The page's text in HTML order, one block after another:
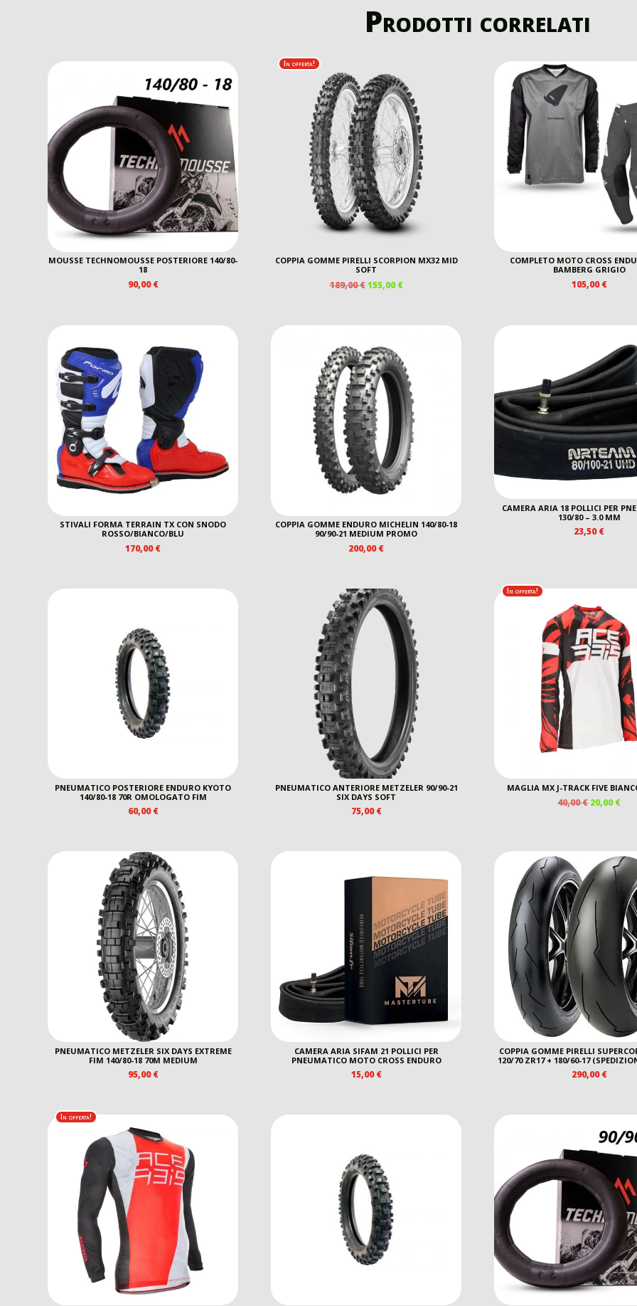
Prodotti correlati
MOUSSE TECHNOMOUSSE POSTERIORE 140/80-
18
90,00€
In offerta!
COPPIA GOMME PIRELLI SCORPION MX32 MID
SOFT
189,00€ IL
155,00€IL
COMPLETO MOTO CROSS
BAMBERG GRIGIO
105,00€
STIVALI FORMA TERRAIN TX CON SNODO
ROSSO/BIANCO/BLU
170,00€
COPPIA GOMME ENDURO MICHELIN 140/80-18
90/90-21 MEDIUM PROMO
200,00€
CAMERA ARIA 18 POLLICI PER
130/80 – 3.0 MM
23,50€
PNEUMATICO POSTERIORE ENDURO KYOTO
140/80-18 70R OMOLOGATO FIM
60,00€
PNEUMATICO ANTERIORE METZELER 90/90-21
SIX DAYS SOFT
75,00€
In offerta!
MAGLIA MX J-TRACK FIVE
40,00€ IL
40,00 €.
20,00€IL
PNEUMATICO METZELER SIX DAYS EXTREME
FIM 140/80-18 70M MEDIUM
95,00€
CAMERA ARIA SIFAM 21 POLLICI PER
PNEUMATICO MOTO CROSS ENDURO
15,00€
COPPIA GOMME PIRELLI
120/70 ZR17 + 180/60-17
290,00€
In offerta!